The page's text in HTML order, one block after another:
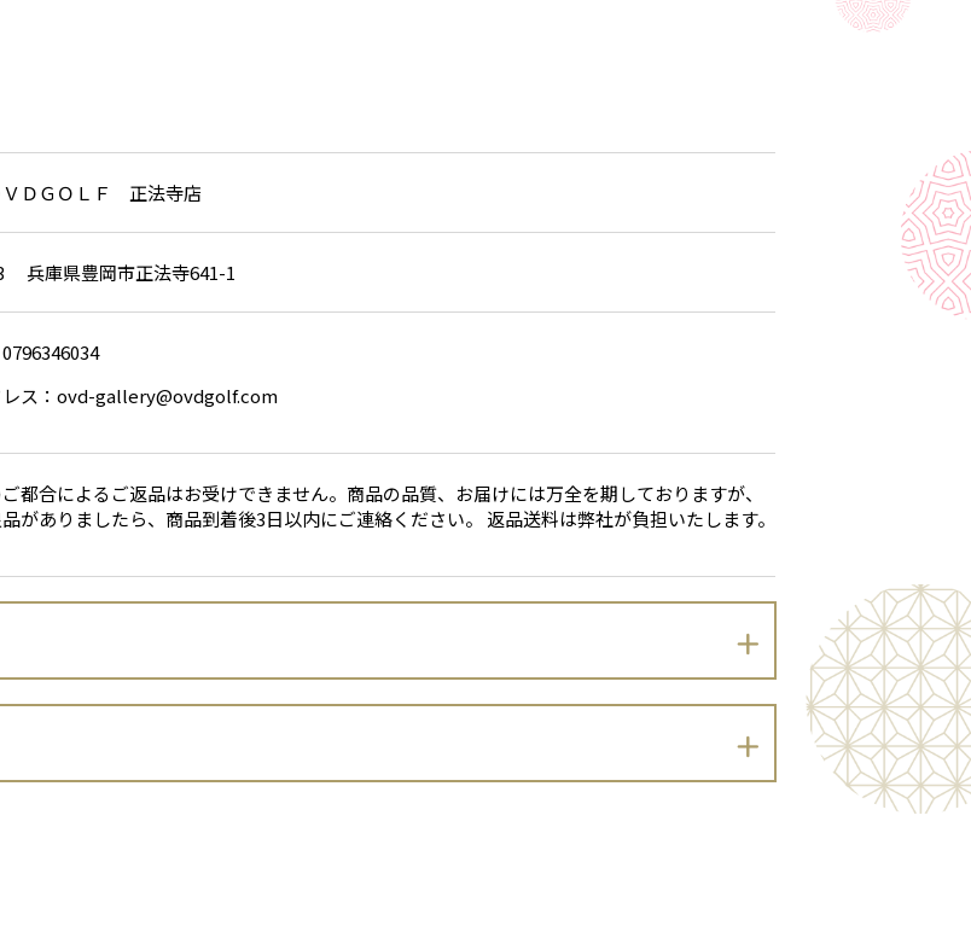
ＶＤＧＯＬＦ 正法寺店
兵庫県豊岡市正法寺641-1
レス：ovd-gallery@ovdgolf.com
都合によるご返品はお受けできません。商品の品質、お届けには万全を期しておりますが、
がありましたら、商品到着後3日以内にご連絡ください。 返品送料は弊社が負担いたします。